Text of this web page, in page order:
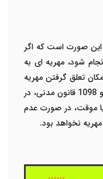
این صورت است که اگر
شود، مهریه ای به
تعلق گرفتن مهریه
به زن وجود دارد. به موجب مواد 1095 و 1098 قانون مدنی، در
موقت، در صورت عدم
نخواهد بود.